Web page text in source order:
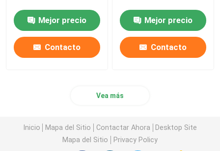
Mejor precio
Contacto
Mejor precio
Contacto
Vea más
Inicio Mapa del Sitio Contactar Ahora
Desktop Site
Mapa del Sitio
Privacy Policy